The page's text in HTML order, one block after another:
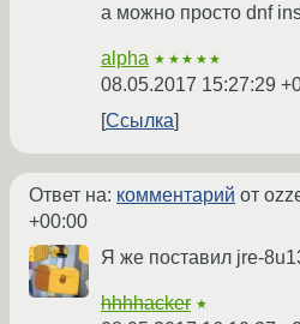
а можно просто dnf
alpha ★★★★★
08.05.2017 15:27:29
Ссылка
Ответ на: комментарий от
+00:00
Я же поставил jre-
hhhhacker ★